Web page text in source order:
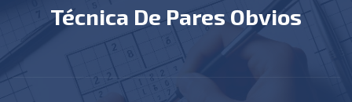
Técnica De Pares Obvios